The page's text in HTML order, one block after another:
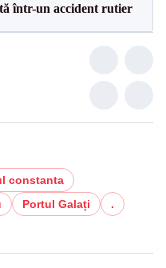
într-un accident rutier
constanta
Portul Galați
.